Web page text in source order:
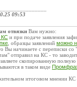
09:53
отвязки Вам нужно:
КС и при подаче заявления
, образцы заявлений можно
Вы начинаете с переписки со
отправил на КС - то
скопированную
в таком виде
итоговом мнении КС